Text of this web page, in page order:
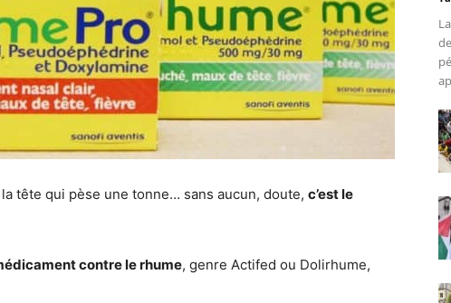
tête qui pèse une tonne… sans aucun, doute, c’est le
contre le rhume, genre Actifed ou Dolirhume,